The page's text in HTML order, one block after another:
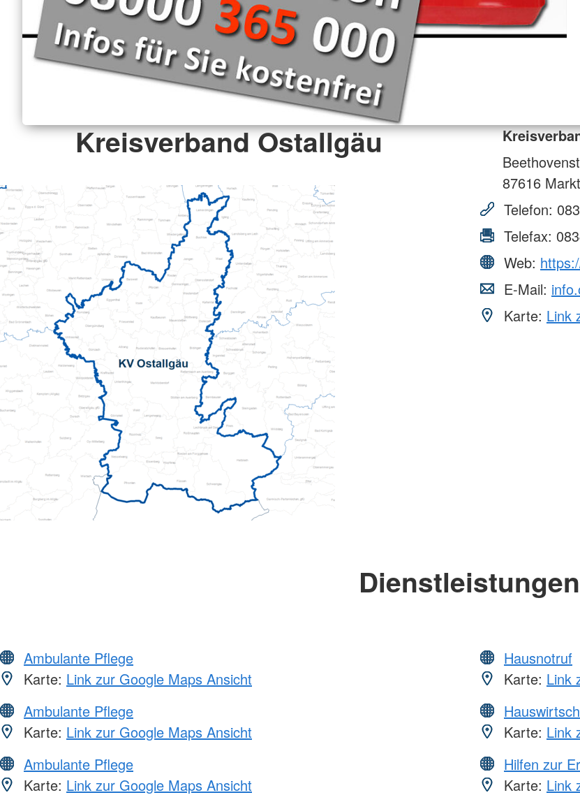
Kreisverband Ostallgäu
87616
Telefon:
Telefax:
Web:
E-Mail:
Karte: Link
Dienstleistungen
Ambulante Pflege
Karte: Link zur Google Maps Ansicht
Ambulante Pflege
Karte: Link zur Google Maps Ansicht
Ambulante Pflege
Karte: Link zur Google Maps Ansicht
Hausnotruf
Karte: Link
Karte: Link
Hilfen zur
Karte: Link